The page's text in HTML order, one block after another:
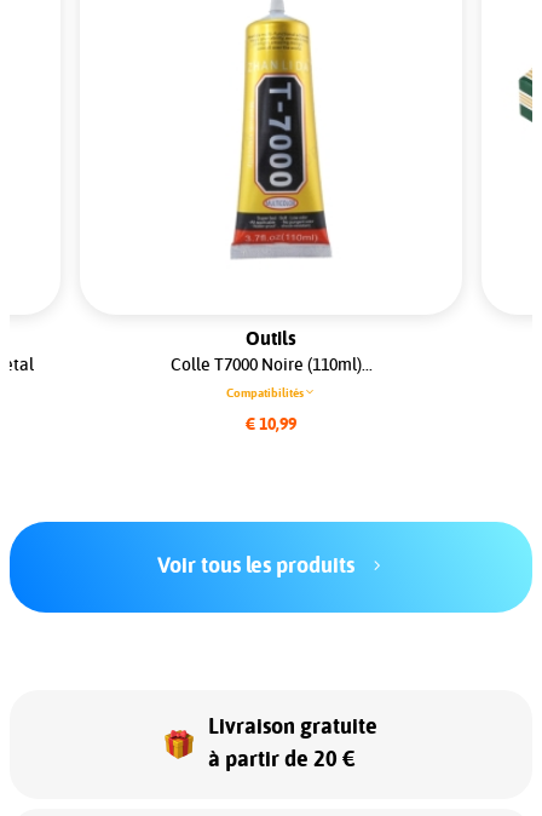
Outils
Colle T7000 Noire (110ml)...
Compatibilités
€ 10,99
Voir tous les produits
Livraison gratuite
à partir de 20 €